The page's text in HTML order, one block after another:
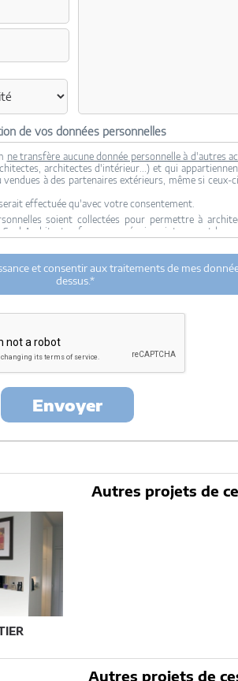
de vos données personnelles
ne transfère aucune donnée personnelle à d'autres
architectes d'intérieur...) et qui
à des partenaires extérieurs, même si ceux-
effectuée qu'avec votre consentement.
soient collectées pour permettre à
Architectes-france, ses équipes internes et la
utilisées par Architectes-france.com et les
et du suivi de mon projet.
durée de 18 mois courant à partir des derniers
france et un membre de la maitrise d'oeuvre
libertés », vous pouvez exercer votre droit d'accès aux
: Architectes-france, 23 avenue du Mirail - parc
-contact@architectes-france.com
et consentir aux traitements de mes
dessus.*
Envoyer
Autres projets de
Autres projets de